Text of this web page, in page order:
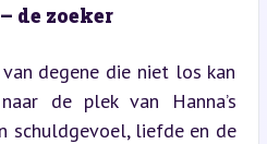
de zoeker
degene die niet los kan
de plek van Hanna’s
schuldgevoel, liefde en de